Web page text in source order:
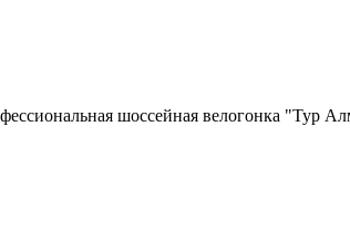
шоссейная велогонка "Тур